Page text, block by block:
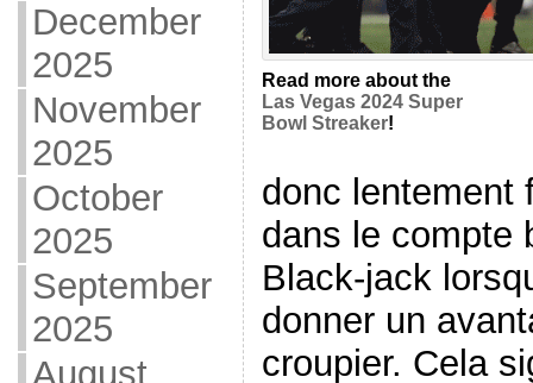
December
2025
November
2025
October
2025
September
2025
August
Read more about the
Las Vegas 2024 Super
Bowl Streaker!
donc lentement
dans le compte
Black-jack
donner un
croupier. Cela